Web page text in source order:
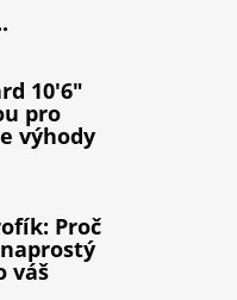
10'6"
pro
výhody
Proč
váš